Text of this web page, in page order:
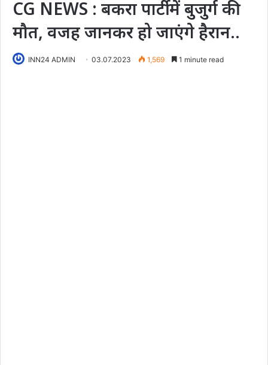
CG NEWS : बकरा पार्टी में बुजुर्ग की
मौत, वजह जानकर हो जाएंगे हैरान..
INN24 ADMIN 03.07.2023 1,569 1 minute read